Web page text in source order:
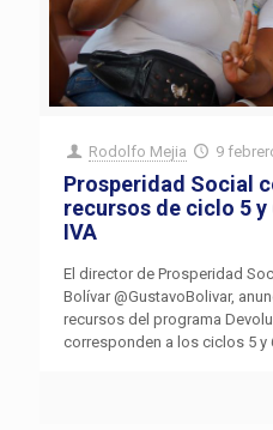
Rodolfo Mejia 9
Prosperidad Social
recursos de ciclo 5 y
IVA
El director de Prosperidad
Bolívar @GustavoBolivar,
recursos del programa
corresponden a los ciclos 5 y